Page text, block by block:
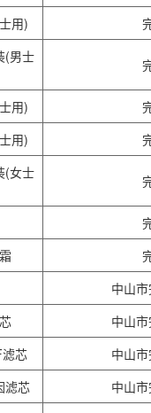
用)
(男士
用)
用)
(女士
中山
中山
芯
中山
滤芯
中山